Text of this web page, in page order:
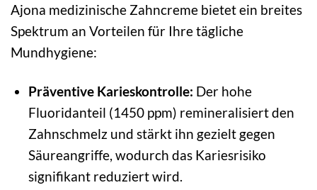
Ajona medizinische Zahncreme bietet ein breites
Spektrum an Vorteilen für Ihre tägliche
Mundhygiene:
Präventive Karieskontrolle: Der hohe
Fluoridanteil (1450 ppm) remineralisiert den
Zahnschmelz und stärkt ihn gezielt gegen
Säureangriffe, wodurch das Kariesrisiko
signifikant reduziert wird.